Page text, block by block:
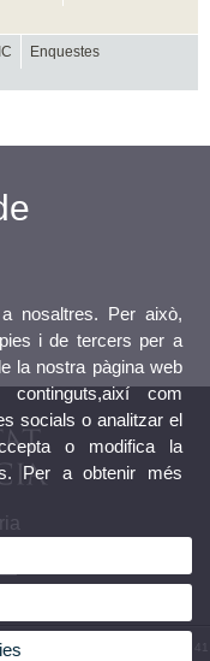
Enquestes
Espanya. Telèfon: (+34) 96 386 41
nosaltres. Per això,
i de tercers per a
la nostra pàgina web
com
socials o analitzar el
o modifica la
Per a obtenir més